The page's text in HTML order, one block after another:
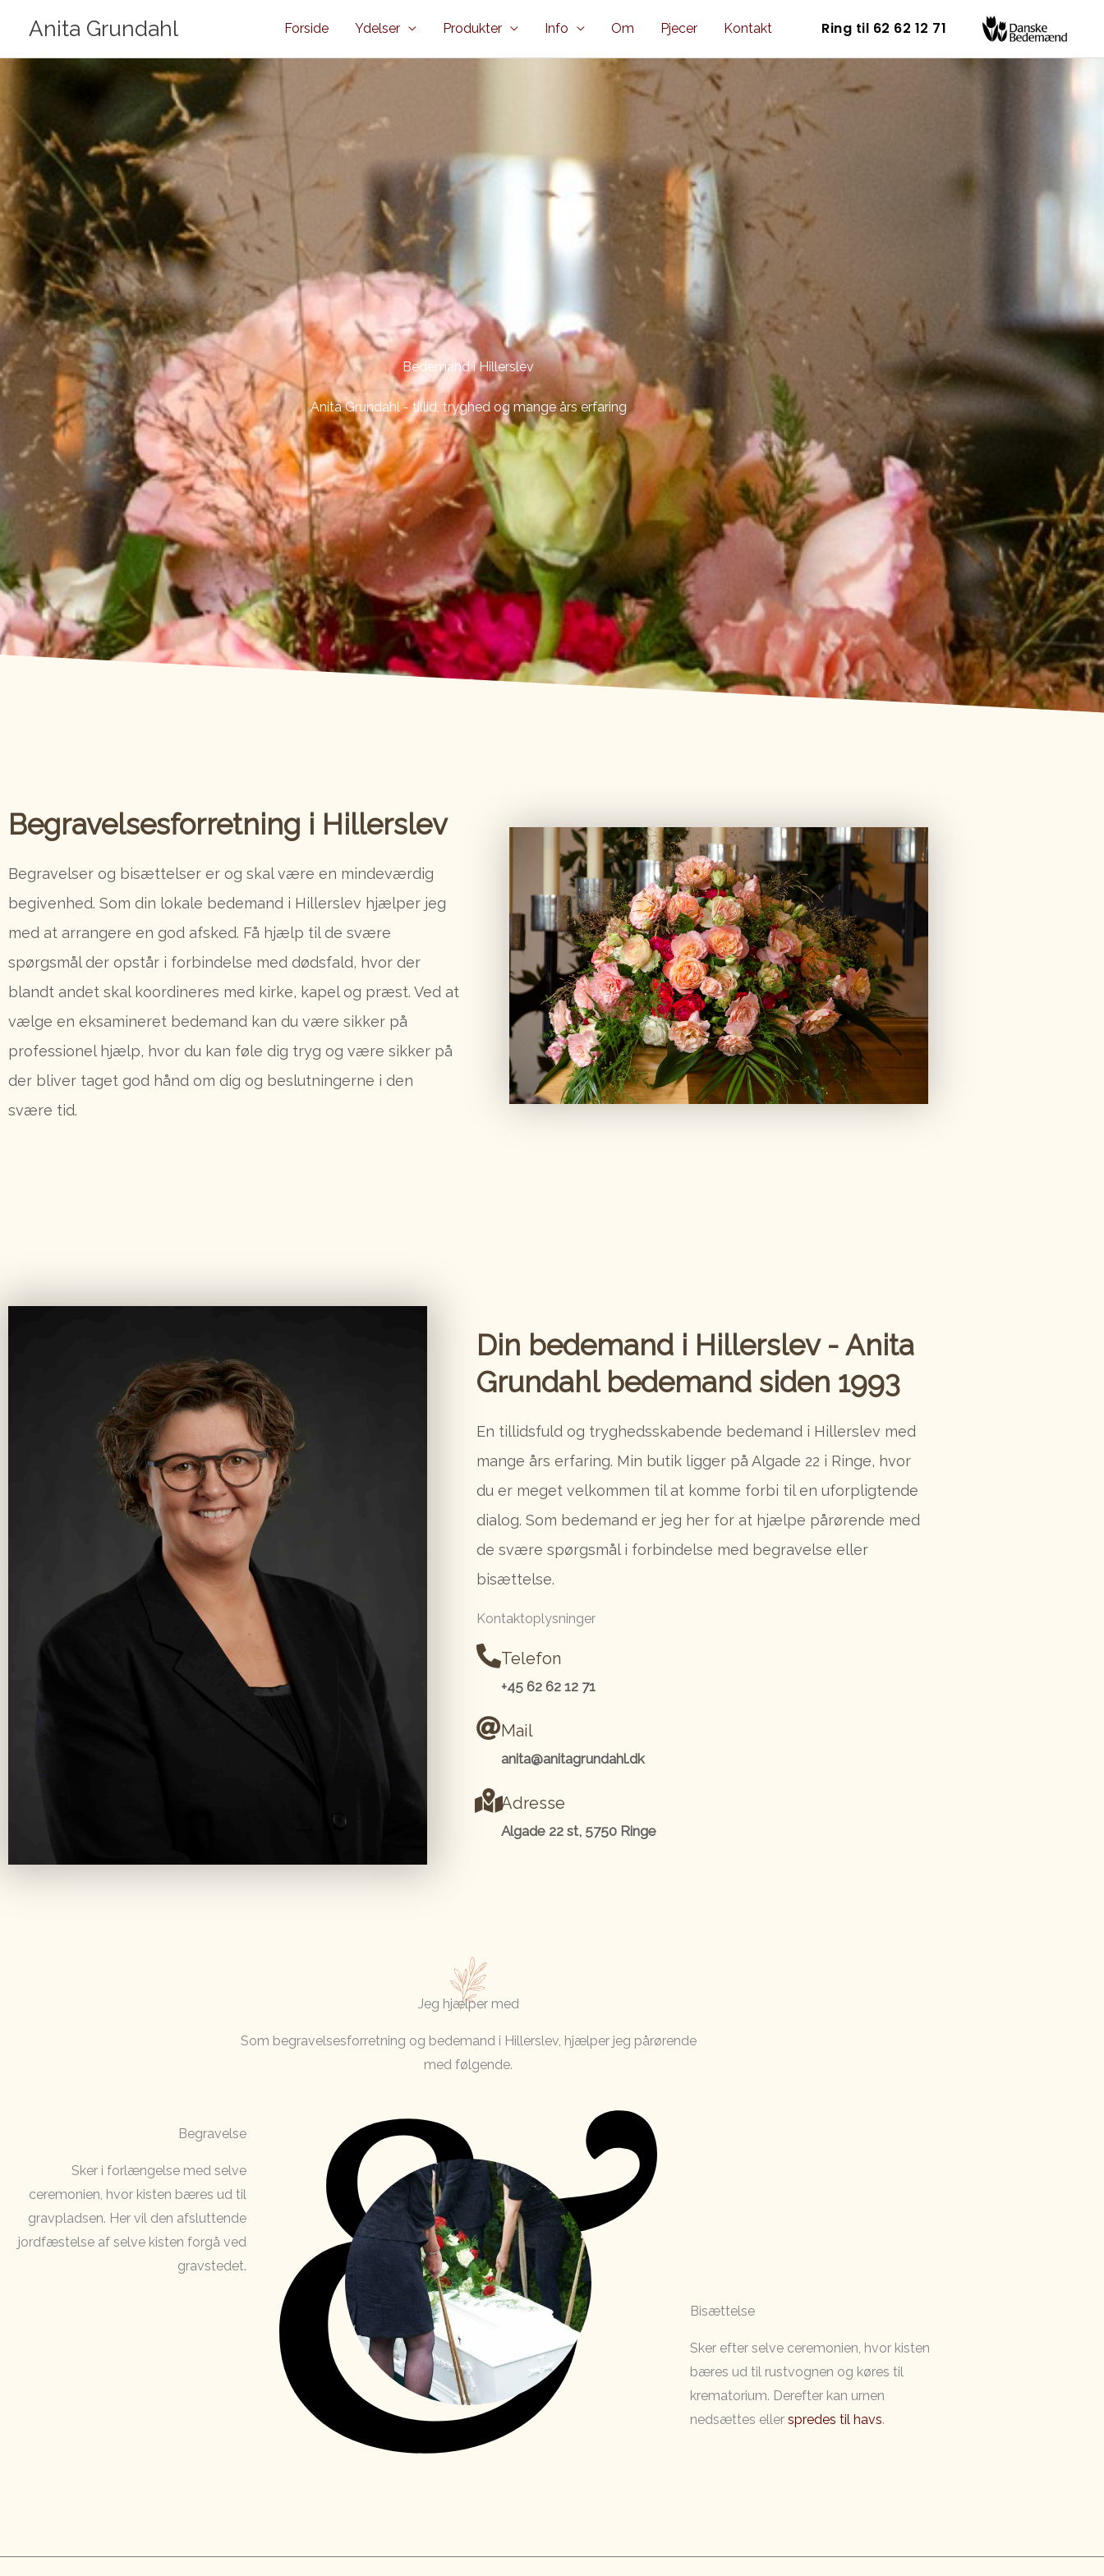
indholdet
Anita Grundahl Forside Ydelser Produkter Info Om Pjecer Kontakt Ring til 62 62 12 71
Bedemand i Hillerslev
Anita Grundahl - tillid, tryghed og mange års erfaring
Begravelsesforretning i Hillerslev
Begravelser og bisættelser er og skal være en mindeværdig
begivenhed. Som din lokale bedemand i Hillerslev hjælper jeg
med at arrangere en god afsked. Få hjælp til de svære
spørgsmål der opstår i forbindelse med dødsfald, hvor der
blandt andet skal koordineres med kirke, kapel og præst. Ved at
vælge en eksamineret bedemand kan du være sikker på
professionel hjælp, hvor du kan føle dig tryg og være sikker på
der bliver taget god hånd om dig og beslutningerne i den
svære tid.
Din bedemand i Hillerslev - Anita
Grundahl​ bedemand siden 1993
En tillidsfuld og tryghedsskabende bedemand i Hillerslev med
mange års erfaring. Min butik ligger på Algade 22 i Ringe, hvor
du er meget velkommen til at komme forbi til en uforpligtende
dialog. Som bedemand er jeg her for at hjælpe pårørende med
de svære spørgsmål i forbindelse med begravelse eller
bisættelse.
Kontaktoplysninger
Telefon
+45 62 62 12 71
Mail
anita@anitagrundahl.dk
Adresse
Algade 22 st, 5750 Ringe
Jeg hjælper med
Som begravelsesforretning og bedemand i Hillerslev, hjælper jeg pårørende
med følgende.
Begravelse
Sker i forlængelse med selve
ceremonien, hvor kisten bæres ud til
gravpladsen. Her vil den afsluttende
jordfæstelse af selve kisten forgå ved
gravstedet.
Bisættelse
Sker efter selve ceremonien, hvor kisten
bæres ud til rustvognen og køres til
krematorium. Derefter kan urnen
nedsættes eller spredes til havs.